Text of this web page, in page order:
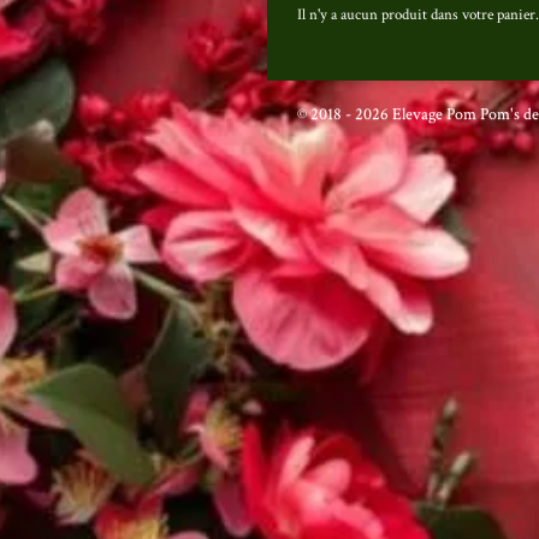
Il n'y a aucun produit dans votre panier.
© 2018 - 2026 Elevage Pom Pom's